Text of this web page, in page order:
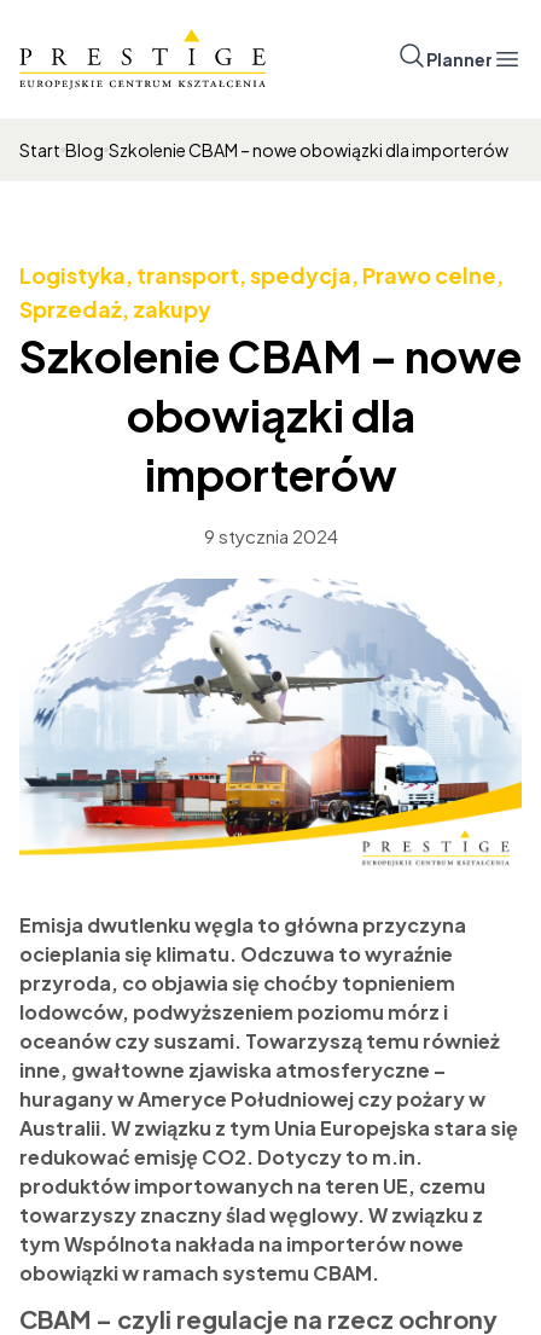
Planner
Start Blog Szkolenie CBAM – nowe obowiązki dla importerów
Logistyka, transport, spedycja, Prawo celne,
Sprzedaż, zakupy
Szkolenie CBAM – nowe
obowiązki dla
importerów
9 stycznia 2024
Emisja dwutlenku węgla to główna przyczyna
ocieplania się klimatu. Odczuwa to wyraźnie
przyroda, co objawia się choćby topnieniem
lodowców, podwyższeniem poziomu mórz i
oceanów czy suszami. Towarzyszą temu również
inne, gwałtowne zjawiska atmosferyczne –
huragany w Ameryce Południowej czy pożary w
Australii. W związku z tym Unia Europejska stara się
redukować emisję CO2. Dotyczy to m.in.
produktów importowanych na teren UE, czemu
towarzyszy znaczny ślad węglowy. W związku z
tym Wspólnota nakłada na importerów nowe
obowiązki w ramach systemu CBAM.
CBAM – czyli regulacje na rzecz ochrony